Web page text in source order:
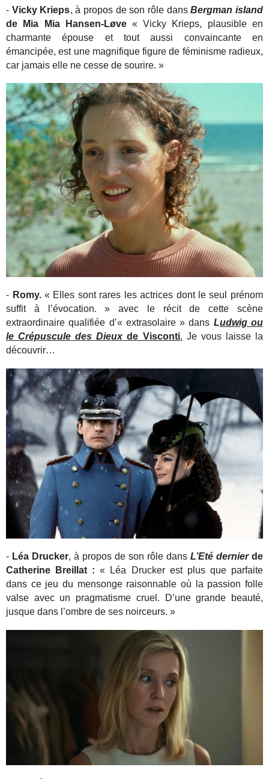
- Vicky Krieps, à propos de son rôle dansBergman island
de Mia Mia Hansen-Løve « Vicky Krieps, plausible en
charmante épouse et tout aussi convaincante en
émancipée, est une magnifique figure de féminisme radieux,
car jamais elle ne cesse de sourire. »
- Romy.« Elles sont rares les actrices dont le seul prénom
suffit à l’évocation. » avec le récit de cette scène
extraordinaire qualifiée d’« extrasolaire » dans Ludwig ou
le Crépuscule des Dieux de Visconti. Je vous laisse la
découvrir…
- Léa Drucker, à propos de son rôle dans L’Eté dernierde
Catherine Breillat :« Léa Drucker est plus que parfaite
dans ce jeu du mensonge raisonnable où la passion folle
valse avec un pragmatisme cruel. D’une grande beauté,
jusque dans l’ombre de ses noirceurs. »